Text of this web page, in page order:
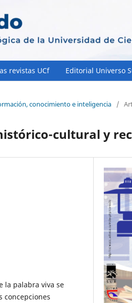
revistas UCf Editorial Universo
conocimiento e inteligencia /
cultural y
la palabra viva se
concepciones